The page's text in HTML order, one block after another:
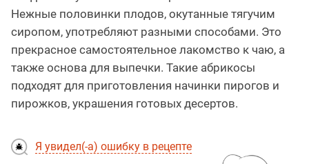
Нежные половинки плодов, окутанные тягучим
сиропом, употребляют разными способами. Это
прекрасное самостоятельное лакомство к чаю, а
также основа для выпечки. Такие абрикосы
подходят для приготовления начинки пирогов и
пирожков, украшения готовых десертов.
Я увидел(-а) ошибку в рецепте